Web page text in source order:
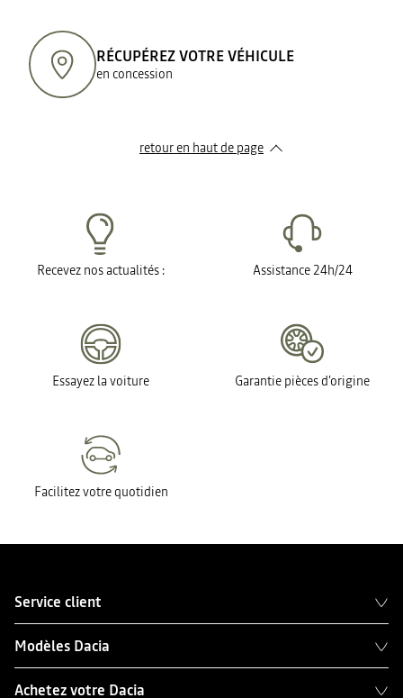
RÉCUPÉREZ VOTRE VÉHICULE
en concession
retour en haut de page​
Recevez nos actualités : Assistance 24h/24
Essayez la voiture Garantie pièces d'origine
Facilitez votre quotidien
Service client
Modèles Dacia
Achetez votre Dacia